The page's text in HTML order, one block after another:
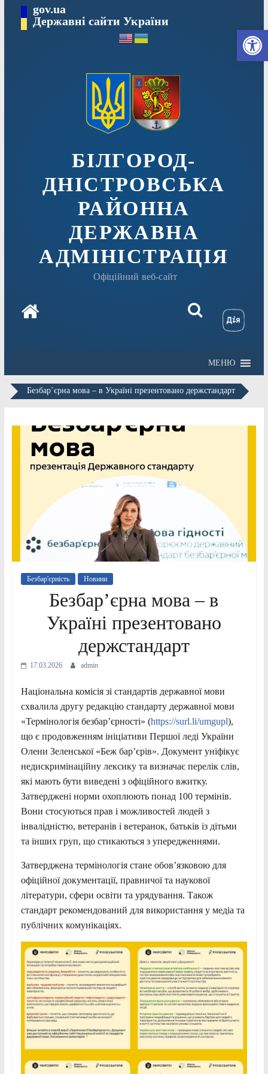
вмісту
gov.ua
Державні сайти України
БІЛГОРОД-
ДНІСТРОВСЬКА
РАЙОННА
ДЕРЖАВНА
АДМІНІСТРАЦІЯ
Офіційний веб-сайт
МЕНЮ
Безбар’єрна мова – в Україні презентовано держстандарт
Безбар'єрність Новини
Безбар’єрна мова – в
Україні презентовано
держстандарт
17.03.2026 admin
Національна комісія зі стандартів державної мови
схвалила другу редакцію стандарту державної мови
«Термінологія безбар’єрності» (https://surl.li/umgupl),
що є продовженням ініціативи Першої леді України
Олени Зеленської «Беж бар’єрів». Документ уніфікує
недискримінаційну лексику та визначає перелік слів,
які мають бути виведені з офіційного вжитку.
Затверджені норми охоплюють понад 100 термінів.
Вони стосуються прав і можливостей людей з
інвалідністю, ветеранів і ветеранок, батьків із дітьми
та інших груп, що стикаються з упередженнями.
Затверджена термінологія стане обов’язковою для
офіційної документації, правничої та наукової
літератури, сфери освіти та урядування. Також
стандарт рекомендований для використання у медіа та
публічних комунікаціях.